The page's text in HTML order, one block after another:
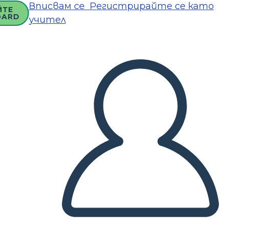
Вписвам се Регистрирайте се като
учител